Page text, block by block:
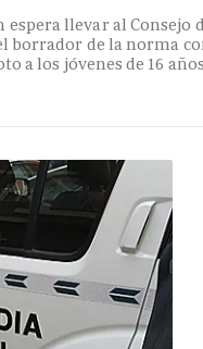
llevar al Consejo
borrador de la norma
a los jóvenes de 16